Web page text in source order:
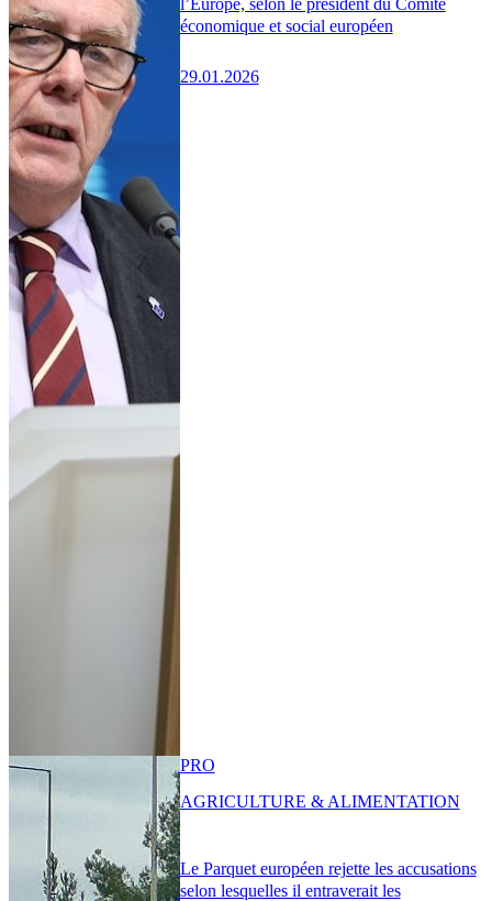
économique et social européen
29.01.2026
Le Parquet européen rejette les accusations
selon lesquelles il entraverait les
PRO
AGRICULTURE & ALIMENTATION